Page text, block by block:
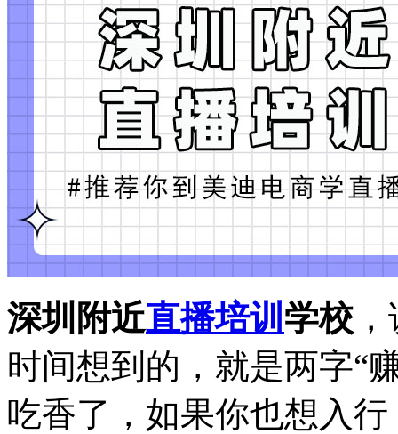
深圳附近直播培训 学校
时间想到的，就是两字“
吃香了，如果你也想入